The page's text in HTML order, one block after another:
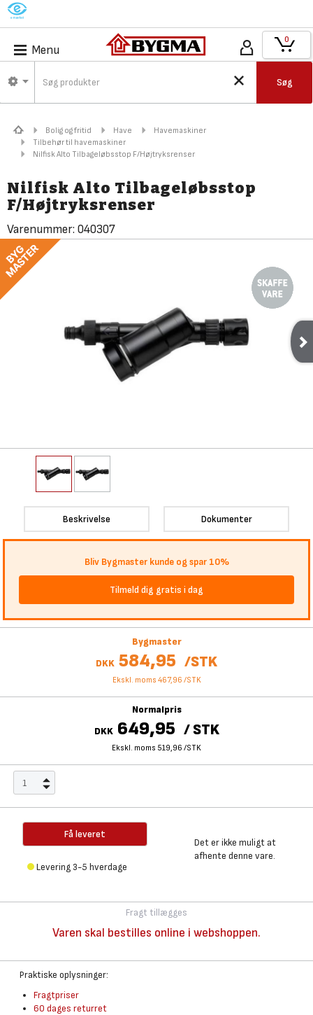
M
Menu
Søg
0
Bolig og fritid Have
Havemaskiner
Tilbehør til havemaskiner
Nilfisk Alto Tilbageløbsstop F/Højtryksrenser
Nilfisk Alto Tilbageløbsstop
F/Højtryksrenser
Varenummer: 040307
Beskrivelse Dokumenter
Bliv Bygmaster kunde og spar 10%
Tilmeld dig gratis i dag
Bygmaster
DKK 584,95 /STK
Ekskl. moms 467,96 /STK
Normalpris
DKK 649,95 / STK
Ekskl. moms 519,96 /STK
Få leveret
Levering 3-5 hverdage
Det er ikke muligt at
afhente denne vare.
Fragt tillægges
Varen skal bestilles online i webshoppen.
Praktiske oplysninger:
Fragtpriser
60 dages returret